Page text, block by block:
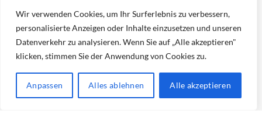
Wir verwenden Cookies, um Ihr Surferlebnis zu verbessern,
personalisierte Anzeigen oder Inhalte einzusetzen und unseren
Datenverkehr zu analysieren. Wenn Sie auf „Alle akzeptieren"
klicken, stimmen Sie der Anwendung von Cookies zu.
Anpassen Alles ablehnen Alle akzeptieren
Geschäftsbereiche
ICP Ingenieure GmbH
SIERA Property Management GmbH
M&P Climate
M&P Umwelttechnik
M&P Energy
ICP Ingenieurgesellschaft Prof. Czurda und Partner mbH